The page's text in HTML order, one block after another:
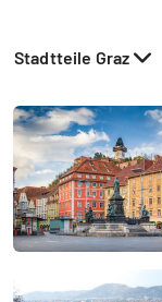
Stadtteile Graz